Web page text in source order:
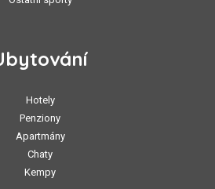
Hotely
Penziony
Apartmány
Chaty
Kempy